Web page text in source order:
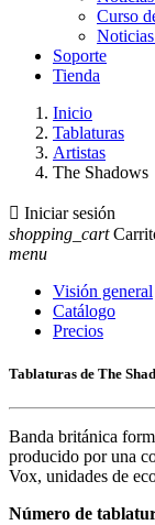
Curso
Soporte
Tienda
Inicio
Tablaturas
Artistas
The Shadows
 Iniciar sesión
shopping_cart
menu
Visión general
Catálogo
Precios
Tablaturas de The
Banda británica
producido por una
Vox, unidades de
Número de